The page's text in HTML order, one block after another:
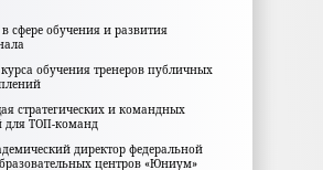
в сфере обучения и развития
обучения тренеров публичных
стратегических и командных
для ТОП-команд
директор федеральной
центров «Юниум»